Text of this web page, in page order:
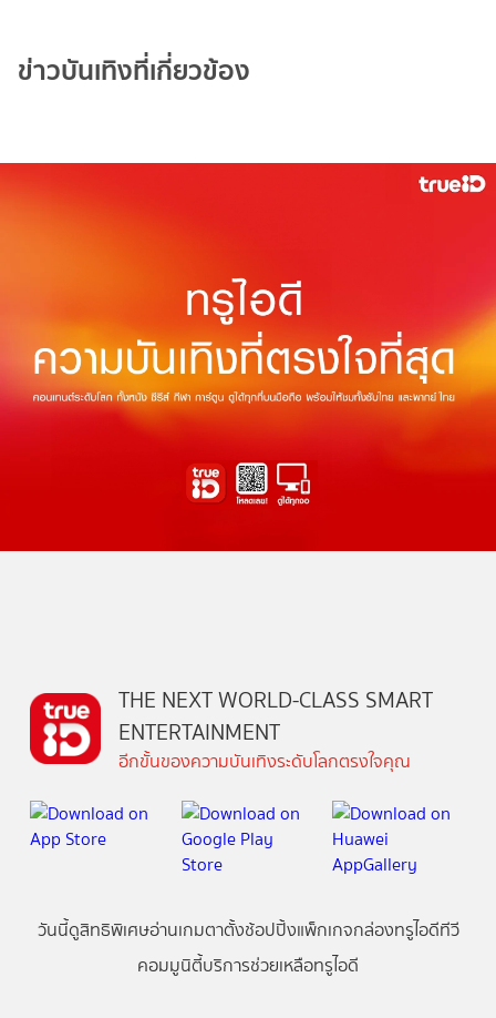
ข่าวบันเทิงที่เกี่ยวข้อง
THE NEXT WORLD-CLASS SMART
ENTERTAINMENT
อีกขั้นของความบันเทิงระดับโลกตรงใจคุณ
วันนี้ดูสิทธิพิเศษอ่านเกมตาตั้งช้อปปิ้งแพ็กเกจกล่องทรูไอดีทีวี
คอมมูนิตี้บริการช่วยเหลือทรูไอดี